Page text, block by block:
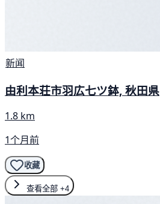
新闻
由利本荘市羽広七ツ鉢, 秋田県
1.8 km
1个月前
收藏
查看全部 +4